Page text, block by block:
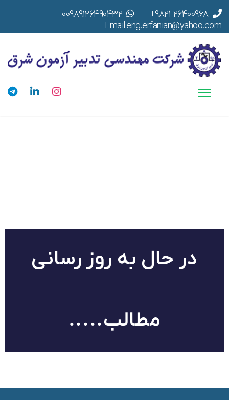
9821-26400968+
00989126490432
Email:eng.erfanian@yahoo.com
در حال به روز رسانی
مطالب.....